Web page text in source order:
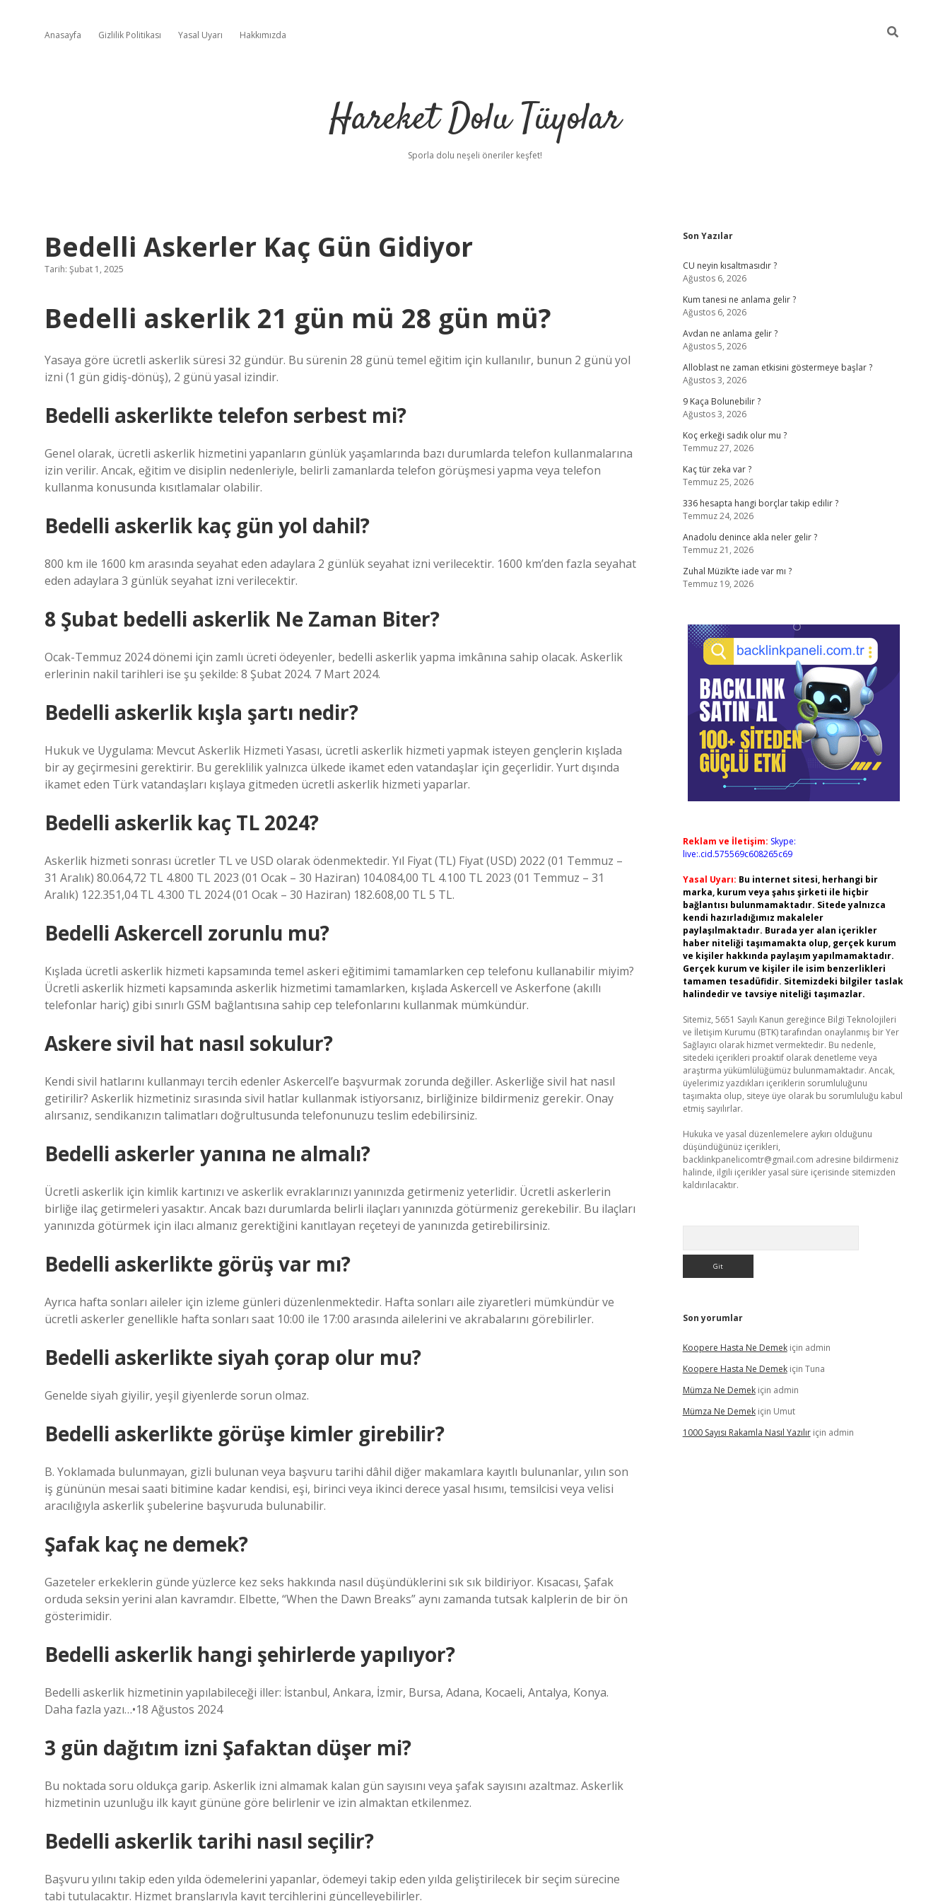
Anasayfa Gizlilik Politikası Yasal Uyarı Hakkımızda
Hareket Dolu Tüyolar
Sporla dolu neşeli öneriler keşfet!
Bedelli Askerler Kaç Gün Gidiyor
Tarih: Şubat 1, 2025
Bedelli askerlik 21 gün mü 28 gün mü?
Yasaya göre ücretli askerlik süresi 32 gündür. Bu sürenin 28 günü temel eğitim için kullanılır, bunun 2 günü yol
izni (1 gün gidiş-dönüş), 2 günü yasal izindir.
Bedelli askerlikte telefon serbest mi?
Genel olarak, ücretli askerlik hizmetini yapanların günlük yaşamlarında bazı durumlarda telefon kullanmalarına
izin verilir. Ancak, eğitim ve disiplin nedenleriyle, belirli zamanlarda telefon görüşmesi yapma veya telefon
kullanma konusunda kısıtlamalar olabilir.
Bedelli askerlik kaç gün yol dahil?
800 km ile 1600 km arasında seyahat eden adaylara 2 günlük seyahat izni verilecektir. 1600 km’den fazla seyahat
eden adaylara 3 günlük seyahat izni verilecektir.
8 Şubat bedelli askerlik Ne Zaman Biter?
Ocak-Temmuz 2024 dönemi için zamlı ücreti ödeyenler, bedelli askerlik yapma imkânına sahip olacak. Askerlik
erlerinin nakil tarihleri ​​ise şu şekilde: 8 Şubat 2024. 7 Mart 2024.
Bedelli askerlik kışla şartı nedir?
Hukuk ve Uygulama: Mevcut Askerlik Hizmeti Yasası, ücretli askerlik hizmeti yapmak isteyen gençlerin kışlada
bir ay geçirmesini gerektirir. Bu gereklilik yalnızca ülkede ikamet eden vatandaşlar için geçerlidir. Yurt dışında
ikamet eden Türk vatandaşları kışlaya gitmeden ücretli askerlik hizmeti yaparlar.
Bedelli askerlik kaç TL 2024?
Askerlik hizmeti sonrası ücretler TL ve USD olarak ödenmektedir. Yıl Fiyat (TL) Fiyat (USD) 2022 (01 Temmuz –
31 Aralık) 80.064,72 TL 4.800 TL 2023 (01 Ocak – 30 Haziran) 104.084,00 TL 4.100 TL 2023 (01 Temmuz – 31
Aralık) 122.351,04 TL 4.300 TL 2024 (01 Ocak – 30 Haziran) 182.608,00 TL 5 TL.
Bedelli Askercell zorunlu mu?
Kışlada ücretli askerlik hizmeti kapsamında temel askeri eğitimimi tamamlarken cep telefonu kullanabilir miyim?
Ücretli askerlik hizmeti kapsamında askerlik hizmetimi tamamlarken, kışlada Askercell ve Askerfone (akıllı
telefonlar hariç) gibi sınırlı GSM bağlantısına sahip cep telefonlarını kullanmak mümkündür.
Askere sivil hat nasıl sokulur?
Kendi sivil hatlarını kullanmayı tercih edenler Askercell’e başvurmak zorunda değiller. Askerliğe sivil hat nasıl
getirilir? Askerlik hizmetiniz sırasında sivil hatlar kullanmak istiyorsanız, birliğinize bildirmeniz gerekir. Onay
alırsanız, sendikanızın talimatları doğrultusunda telefonunuzu teslim edebilirsiniz.
Bedelli askerler yanına ne almalı?
Ücretli askerlik için kimlik kartınızı ve askerlik evraklarınızı yanınızda getirmeniz yeterlidir. Ücretli askerlerin
birliğe ilaç getirmeleri yasaktır. Ancak bazı durumlarda belirli ilaçları yanınızda götürmeniz gerekebilir. Bu ilaçları
yanınızda götürmek için ilacı almanız gerektiğini kanıtlayan reçeteyi de yanınızda getirebilirsiniz.
Bedelli askerlikte görüş var mı?
Ayrıca hafta sonları aileler için izleme günleri düzenlenmektedir. Hafta sonları aile ziyaretleri mümkündür ve
ücretli askerler genellikle hafta sonları saat 10:00 ile 17:00 arasında ailelerini ve akrabalarını görebilirler.
Bedelli askerlikte siyah çorap olur mu?
Genelde siyah giyilir, yeşil giyenlerde sorun olmaz.
Bedelli askerlikte görüşe kimler girebilir?
B. Yoklamada bulunmayan, gizli bulunan veya başvuru tarihi dâhil diğer makamlara kayıtlı bulunanlar, yılın son
iş gününün mesai saati bitimine kadar kendisi, eşi, birinci veya ikinci derece yasal hısımı, temsilcisi veya velisi
aracılığıyla askerlik şubelerine başvuruda bulunabilir.
Şafak kaç ne demek?
Gazeteler erkeklerin günde yüzlerce kez seks hakkında nasıl düşündüklerini sık sık bildiriyor. Kısacası, Şafak
orduda seksin yerini alan kavramdır. Elbette, “When the Dawn Breaks” aynı zamanda tutsak kalplerin de bir ön
gösterimidir.
Bedelli askerlik hangi şehirlerde yapılıyor?
Bedelli askerlik hizmetinin yapılabileceği iller: İstanbul, Ankara, İzmir, Bursa, Adana, Kocaeli, Antalya, Konya.
Daha fazla yazı…•18 Ağustos 2024
3 gün dağıtım izni Şafaktan düşer mi?
Bu noktada soru oldukça garip. Askerlik izni almamak kalan gün sayısını veya şafak sayısını azaltmaz. Askerlik
hizmetinin uzunluğu ilk kayıt gününe göre belirlenir ve izin almaktan etkilenmez.
Bedelli askerlik tarihi nasıl seçilir?
Başvuru yılını takip eden yılda ödemelerini yapanlar, ödemeyi takip eden yılda geliştirilecek bir seçim sürecine
tabi tutulacaktır. Hizmet branşlarıyla kayıt tercihlerini güncelleyebilirler.
Sidebar
Son Yazılar
CU neyin kısaltmasıdır ?
Ağustos 6, 2026
Kum tanesi ne anlama gelir ?
Ağustos 6, 2026
Avdan ne anlama gelir ?
Ağustos 5, 2026
Alloblast ne zaman etkisini göstermeye başlar ?
Ağustos 3, 2026
9 Kaça Bolunebilir ?
Ağustos 3, 2026
Koç erkeği sadık olur mu ?
Temmuz 27, 2026
Kaç tür zeka var ?
Temmuz 25, 2026
336 hesapta hangi borçlar takip edilir ?
Temmuz 24, 2026
Anadolu denince akla neler gelir ?
Temmuz 21, 2026
Zuhal Müzik’te iade var mı ?
Temmuz 19, 2026
Reklam ve İletişim: Skype:
live:.cid.575569c608265c69
Yasal Uyarı: Bu internet sitesi, herhangi bir
marka, kurum veya şahıs şirketi ile hiçbir
bağlantısı bulunmamaktadır. Sitede yalnızca
kendi hazırladığımız makaleler
paylaşılmaktadır. Burada yer alan içerikler
haber niteliği taşımamakta olup, gerçek kurum
ve kişiler hakkında paylaşım yapılmamaktadır.
Gerçek kurum ve kişiler ile isim benzerlikleri
tamamen tesadüfidir. Sitemizdeki bilgiler taslak
halindedir ve tavsiye niteliği taşımazlar.
Sitemiz, 5651 Sayılı Kanun gereğince Bilgi Teknolojileri
ve İletişim Kurumu (BTK) tarafından onaylanmış bir Yer
Sağlayıcı olarak hizmet vermektedir. Bu nedenle,
sitedeki içerikleri proaktif olarak denetleme veya
araştırma yükümlülüğümüz bulunmamaktadır. Ancak,
üyelerimiz yazdıkları içeriklerin sorumluluğunu
taşımakta olup, siteye üye olarak bu sorumluluğu kabul
etmiş sayılırlar.
Hukuka ve yasal düzenlemelere aykırı olduğunu
düşündüğünüz içerikleri,
backlinkpanelicomtr@gmail.com adresine bildirmeniz
halinde, ilgili içerikler yasal süre içerisinde sitemizden
kaldırılacaktır.
Son yorumlar
Koopere Hasta Ne Demekiçin admin
Koopere Hasta Ne Demekiçin Tuna
Mümza Ne Demekiçin admin
Mümza Ne Demekiçin Umut
1000 Sayısı Rakamla Nasıl Yazılıriçin admin